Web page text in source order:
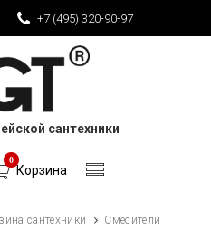
+7 (495) 320-90-97
сантехники
0
Корзина
сантехники
Смесители